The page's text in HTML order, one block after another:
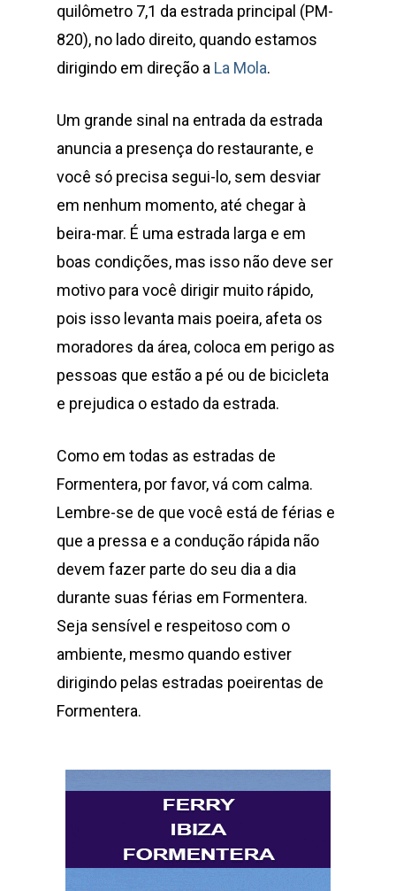
quilômetro 7,1 da estrada principal (PM-
820), no lado direito, quando estamos
dirigindo em direção a La Mola.
Um grande sinal na entrada da estrada
anuncia a presença do restaurante, e
você só precisa segui-lo, sem desviar
em nenhum momento, até chegar à
beira-mar. É uma estrada larga e em
boas condições, mas isso não deve ser
motivo para você dirigir muito rápido,
pois isso levanta mais poeira, afeta os
moradores da área, coloca em perigo as
pessoas que estão a pé ou de bicicleta
e prejudica o estado da estrada.
Como em todas as estradas de
Formentera, por favor, vá com calma.
Lembre-se de que você está de férias e
que a pressa e a condução rápida não
devem fazer parte do seu dia a dia
durante suas férias em Formentera.
Seja sensível e respeitoso com o
ambiente, mesmo quando estiver
dirigindo pelas estradas poeirentas de
Formentera.